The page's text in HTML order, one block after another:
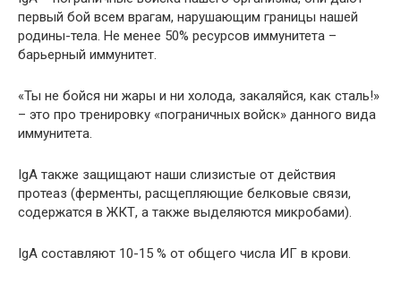
первый бой всем врагам, нарушающим границы нашей
родины-тела. Не менее 50% ресурсов иммунитета –
барьерный иммунитет.
«Ты не бойся ни жаpы и ни холода, закаляйся, как сталь!»
– это про тренировку «пограничных войск» данного вида
иммунитета.
IgA также защищают наши слизистые от действия
протеаз (ферменты, расщепляющие белковые связи,
содержатся в ЖКТ, а также выделяются микробами).
IgA составляют 10-15 % от общего числа ИГ в крови.